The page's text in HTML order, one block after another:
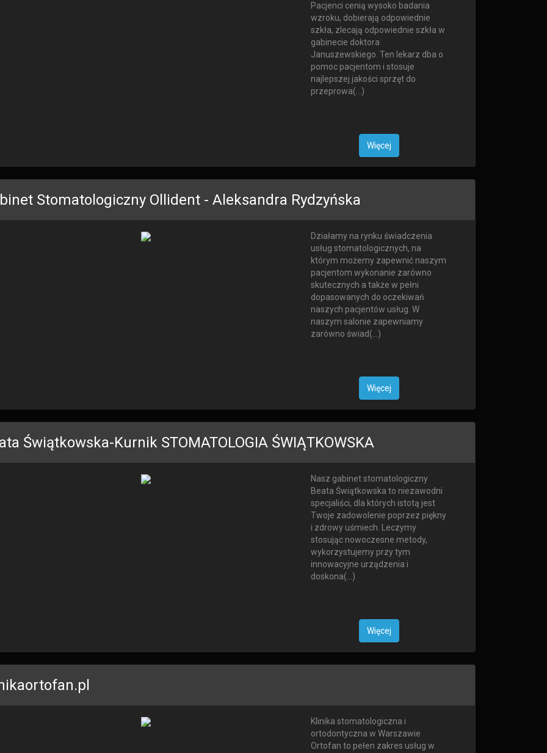
Pacjenci cenią wysoko badania
wzroku, dobierają odpowiednie
szkła, zlecają odpowiednie szkła w
gabinecie doktora
Januszewskiego. Ten lekarz dba o
pomoc pacjentom i stosuje
najlepszej jakości sprzęt do
przeprowa(...)
Więcej
Stomatologiczny Ollident - Aleksandra Rydzyńska
Działamy na rynku świadczenia
usług stomatologicznych, na
którym możemy zapewnić naszym
pacjentom wykonanie zarówno
skutecznych a także w pełni
dopasowanych do oczekiwań
naszych pacjentów usług. W
naszym salonie zapewniamy
zarówno świad(...)
Więcej
Świątkowska-Kurnik STOMATOLOGIA ŚWIĄTKOWSKA
Nasz gabinet stomatologiczny
Beata Świątkowska to niezawodni
specjaliści, dla których istotą jest
Twoje zadowolenie poprzez piękny
i zdrowy uśmiech. Leczymy
stosując nowoczesne metody,
wykorzystujemy przy tym
innowacyjne urządzenia i
doskona(...)
Więcej
Klinika stomatologiczna i
ortodontyczna w Warszawie
Ortofan to pełen zakres usług w